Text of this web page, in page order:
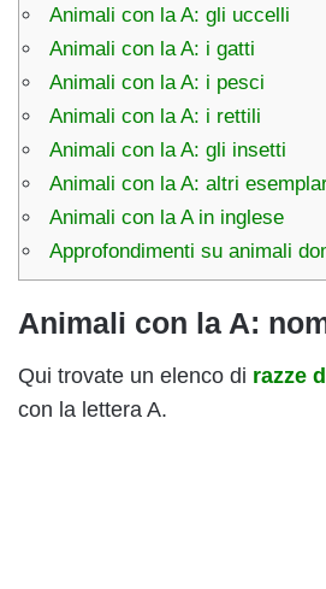
Animali con la A: gli uccelli
Animali con la A: i gatti
Animali con la A: i pesci
Animali con la A: i rettili
Animali con la A: gli insetti
Animali con la A: altri
Animali con la A in inglese
Approfondimenti su animali
Animali con la A:
Qui trovate un elenco di razze
con la lettera A.